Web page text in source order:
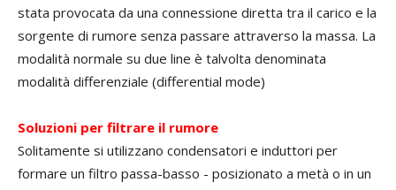
stata provocata da una connessione diretta tra il carico e la
sorgente di rumore senza passare attraverso la massa. La
modalità normale su due line è talvolta denominata
modalità differenziale (differential mode)
Soluzioni per filtrare il rumore
Solitamente si utilizzano condensatori e induttori per
formare un filtro passa-basso - posizionato a metà o in un